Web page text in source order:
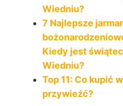
Wiedniu?
7 Najlepsze
Kiedy jest
Wiedniu?
Top 11: Co kupić
przywieźć?